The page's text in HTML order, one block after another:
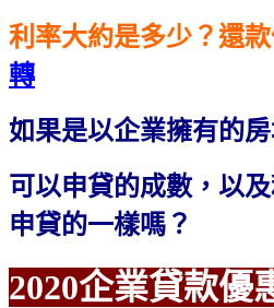
利率大約是多少？還
轉
如果是以企業擁有的
可以申貸的成數，以
申貸的一樣嗎？
2020企業貸款優